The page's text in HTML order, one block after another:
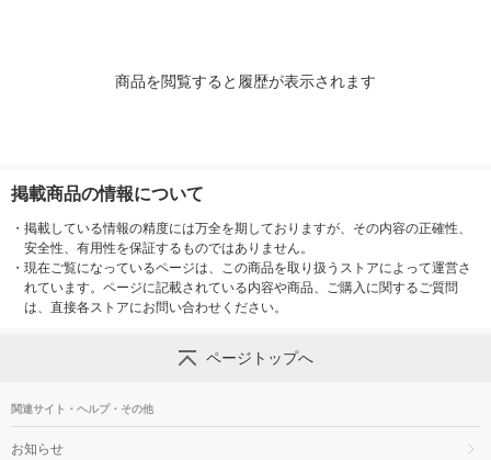
商品を閲覧すると履歴が表示されます
掲載商品の情報について
・ 掲載している情報の精度には万全を期しておりますが、その内容の正確性、
安全性、有用性を保証するものではありません。
・ 現在ご覧になっているページは、この商品を取り扱うストアによって運営さ
れています。ページに記載されている内容や商品、ご購入に関するご質問
は、直接各ストアにお問い合わせください。
ページトップへ
関連サイト・ヘルプ・その他
お知らせ